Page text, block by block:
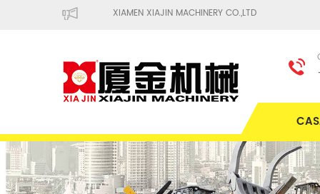
XIAMEN XIAJIN MACHINERY CO.,LTD